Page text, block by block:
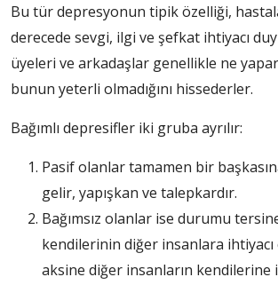
Bu tür depresyonun tipik özelliği,
derecede sevgi, ilgi ve şefkat ihtiyacı
üyeleri ve arkadaşlar genellikle ne
bunun yeterli olmadığını hissederler.
Bağımlı depresifler iki gruba ayrılır:
Pasif olanlar tamamen bir
gelir, yapışkan ve talepkardır.
Bağımsız olanlar ise durumu
kendilerinin diğer insanlara ihtiyacı
aksine diğer insanların kendilerine